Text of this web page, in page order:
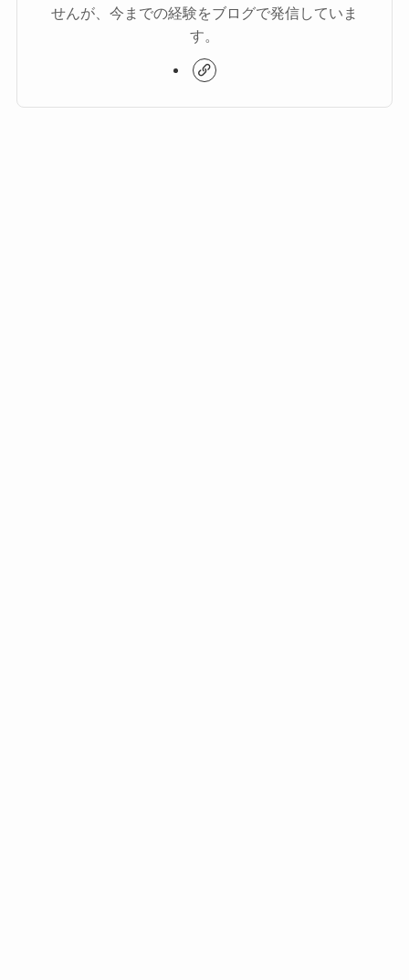
せんが、今までの経験をブログで発信していま
す。